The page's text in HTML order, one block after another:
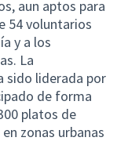
aun aptos para
54 voluntarios
y a los
La
sido liderada por
de forma
platos de
zonas urbanas